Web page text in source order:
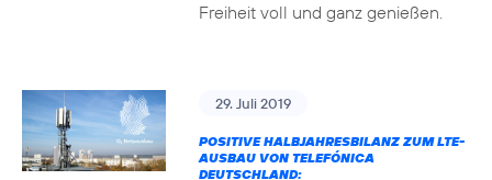
Freiheit voll und ganz genießen.
29. Juli 2019
POSITIVE HALBJAHRESBILANZ ZUM LTE-
AUSBAU VON TELEFÓNICA
DEUTSCHLAND: